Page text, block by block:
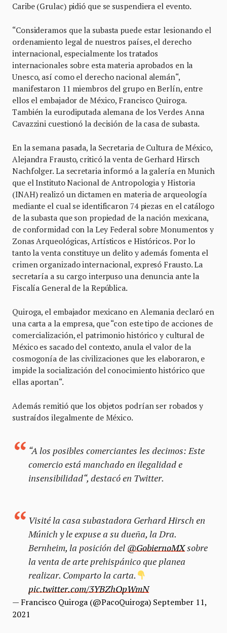
Caribe (Grulac) pidió que se suspendiera el evento.
“Consideramos que la subasta puede estar lesionando el
ordenamiento legal de nuestros países, el derecho
internacional, especialmente los tratados
internacionales sobre esta materia aprobados en la
Unesco, así como el derecho nacional alemán“,
manifestaron 11 miembros del grupo en Berlín, entre
ellos el embajador de México, Francisco Quiroga.
También la eurodiputada alemana de los Verdes Anna
Cavazzini cuestionó la decisión de la casa de subasta.
En la semana pasada, la Secretaria de Cultura de México,
Alejandra Frausto, criticó la venta de Gerhard Hirsch
Nachfolger. La secretaria informó a la galería en Munich
que el Instituto Nacional de Antropologia y Historia
(INAH) realizó un dictamen en materia de arqueología
mediante el cual se identificaron 74 piezas en el catálogo
de la subasta que son propiedad de la nación mexicana,
de conformidad con la Ley Federal sobre Monumentos y
Zonas Arqueológicas, Artísticos e Históricos. Por lo
tanto la venta constituye un delito y además fomenta el
crimen organizado internacional, expresó Frausto. La
secretaría a su cargo interpuso una denuncia ante la
Fiscalía General de la República.
Quiroga, el embajador mexicano en Alemania declaró en
una carta a la empresa, que “con este tipo de acciones de
comercialización, el patrimonio histórico y cultural de
México es sacado del contexto, anula el valor de la
cosmogonía de las civilizaciones que les elaboraron, e
impide la socialización del conocimiento histórico que
ellas aportan“.
Además remitió que los objetos podrían ser robados y
sustraídos ilegalmente de México.
“A los posibles comerciantes les decimos: Este
comercio está manchado en ilegalidad e
insensibilidad“, destacó en Twitter.
Visité la casa subastadora Gerhard Hirsch en
Múnich y le expuse a su dueña, la Dra.
Bernheim, la posición del @GobiernoMXsobre
la venta de arte prehispánico que planea
realizar. Comparto la carta.
pic.twitter.com/3YBZhOpWmN
— Francisco Quiroga (@PacoQuiroga) September 11,
2021